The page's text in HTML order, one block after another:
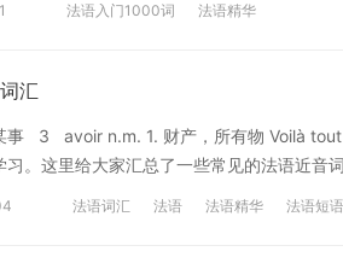
法语入门1000词 法语精华
汇
事 3 avoir n.m. 1. 财产，所有物 Voilà tout
习。这里给大家汇总了一些常见的法语近
法语词汇 法语 法语精华 法语短语